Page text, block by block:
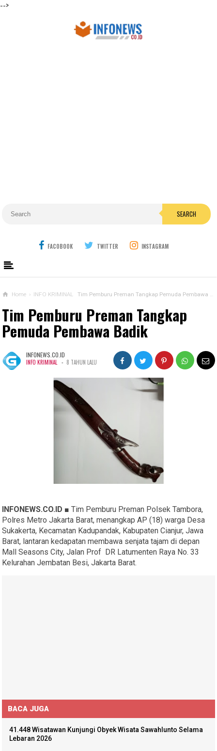
-->
SEARCH
FACOBOOK TWITTER INSTAGRAM
Home › INFO KRIMINAL Tim Pemburu Preman Tangkap Pemuda Pembawa Badik
Tim Pemburu Preman Tangkap
Pemuda Pembawa Badik
INFONEWS.CO.ID
INFO KRIMINAL - 8 TAHUN LALU
INFONEWS.CO.ID ■ Tim Pemburu Preman Polsek Tambora,
Polres Metro Jakarta Barat, menangkap AP (18) warga Desa
Sukakerta, Kecamatan Kadupandak, Kabupaten Cianjur, Jawa
Barat, lantaran kedapatan membawa senjata tajam di depan
Mall Seasons City, Jalan Prof DR Latumenten Raya No. 33
Kelurahan Jembatan Besi, Jakarta Barat.
BACA JUGA
41.448 Wisatawan Kunjungi Obyek Wisata Sawahlunto Selama
Lebaran 2026